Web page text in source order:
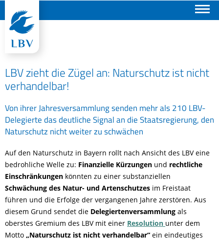
LBV zieht die Zügel an: Naturschutz ist nicht
verhandelbar!
Von ihrer Jahresversammlung senden mehr als 210 LBV-
Delegierte das deutliche Signal an die Staatsregierung, den
Naturschutz nicht weiter zu schwächen
Auf den Naturschutz in Bayern rollt nach Ansicht des LBV eine
bedrohliche Welle zu: Finanzielle Kürzungen und rechtliche
Einschränkungen könnten zu einer substanziellen
Schwächung des Natur- und Artenschutzes im Freistaat
führen und die Erfolge der vergangenen Jahre zerstören. Aus
diesem Grund sendet die Delegiertenversammlung als
oberstes Gremium des LBV mit einer Resolution unter dem
Motto „Naturschutz ist nicht verhandelbar“ ein eindeutiges